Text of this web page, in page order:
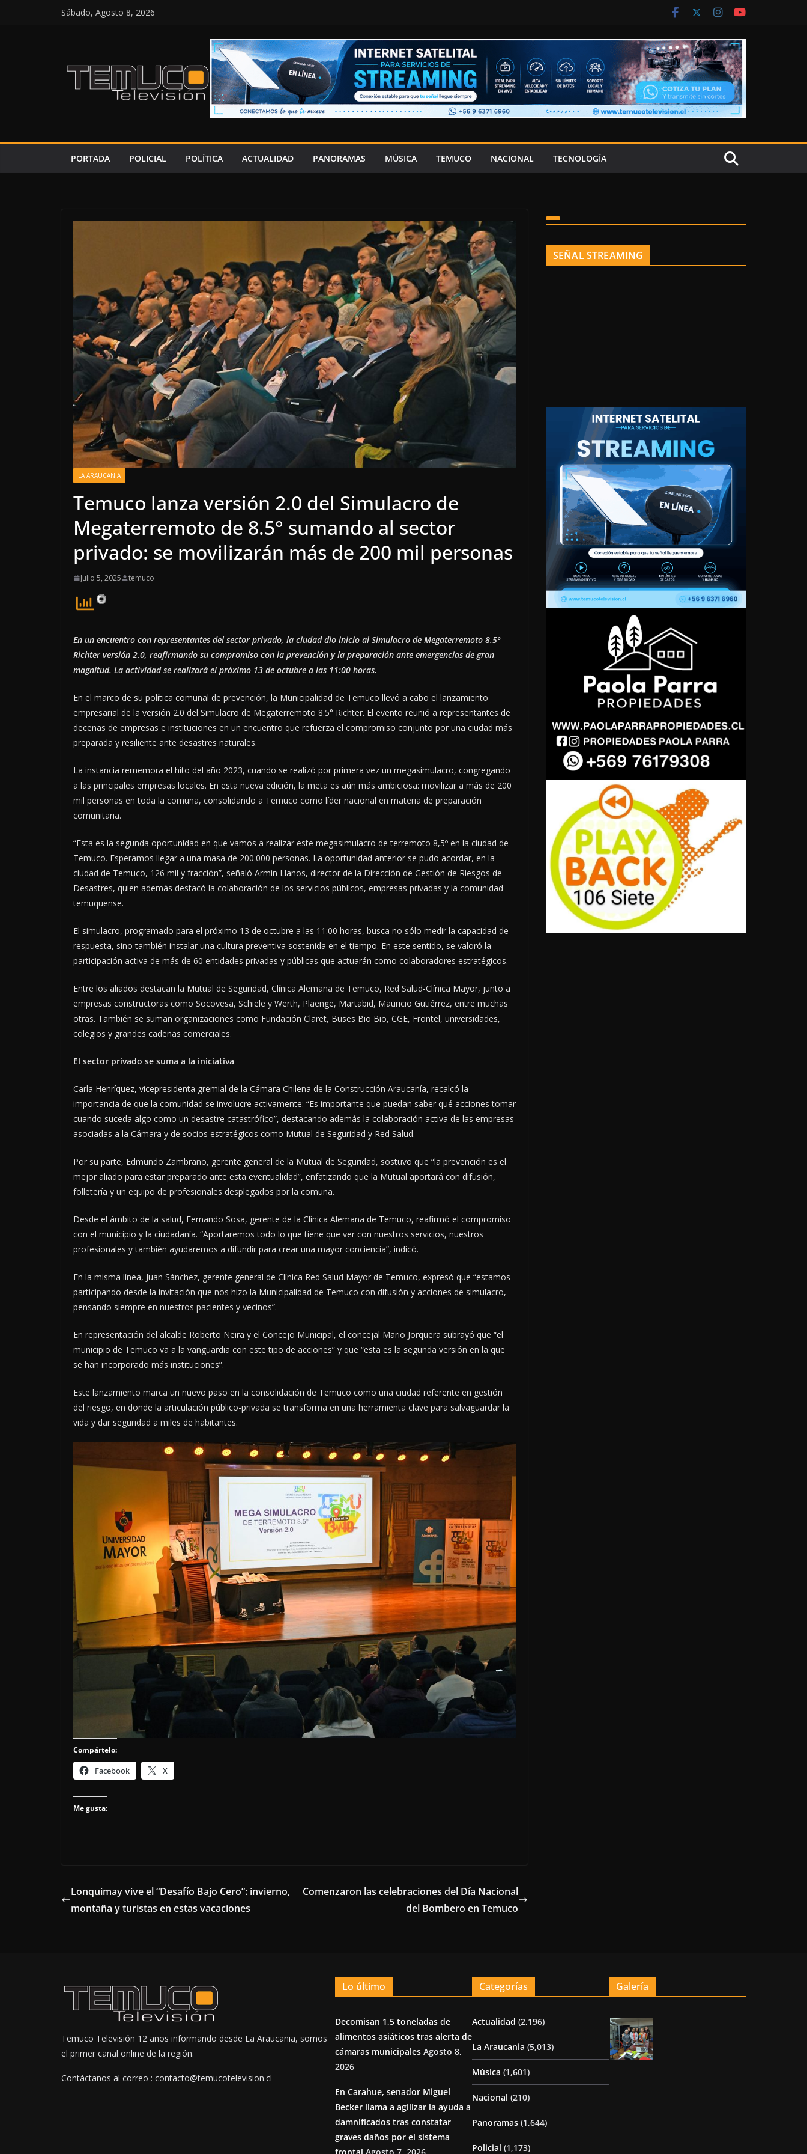
Sábado, Agosto 8, 2026
PORTADA POLICIAL POLÍTICA ACTUALIDAD PANORAMAS MÚSICA TEMUCO NACIONAL TECNOLOGÍA
LA ARAUCANIA
Temuco lanza versión 2.0 del Simulacro de
Megaterremoto de 8.5° sumando al sector
privado: se movilizarán más de 200 mil personas
Julio 5, 2025 temuco
En un encuentro con representantes del sector privado, la ciudad dio inicio al Simulacro de Megaterremoto 8.5º
Richter versión 2.0, reafirmando su compromiso con la prevención y la preparación ante emergencias de gran
magnitud. La actividad se realizará el próximo 13 de octubre a las 11:00 horas.
En el marco de su política comunal de prevención, la Municipalidad de Temuco llevó a cabo el lanzamiento
empresarial de la versión 2.0 del Simulacro de Megaterremoto 8.5° Richter. El evento reunió a representantes de
decenas de empresas e instituciones en un encuentro que refuerza el compromiso conjunto por una ciudad más
preparada y resiliente ante desastres naturales.
La instancia rememora el hito del año 2023, cuando se realizó por primera vez un megasimulacro, congregando
a las principales empresas locales. En esta nueva edición, la meta es aún más ambiciosa: movilizar a más de 200
mil personas en toda la comuna, consolidando a Temuco como líder nacional en materia de preparación
comunitaria.
“Esta es la segunda oportunidad en que vamos a realizar este megasimulacro de terremoto 8,5º en la ciudad de
Temuco. Esperamos llegar a una masa de 200.000 personas. La oportunidad anterior se pudo acordar, en la
ciudad de Temuco, 126 mil y fracción”, señaló Armin Llanos, director de la Dirección de Gestión de Riesgos de
Desastres, quien además destacó la colaboración de los servicios públicos, empresas privadas y la comunidad
temuquense.
El simulacro, programado para el próximo 13 de octubre a las 11:00 horas, busca no sólo medir la capacidad de
respuesta, sino también instalar una cultura preventiva sostenida en el tiempo. En este sentido, se valoró la
participación activa de más de 60 entidades privadas y públicas que actuarán como colaboradores estratégicos.
Entre los aliados destacan la Mutual de Seguridad, Clínica Alemana de Temuco, Red Salud-Clínica Mayor, junto a
empresas constructoras como Socovesa, Schiele y Werth, Plaenge, Martabid, Mauricio Gutiérrez, entre muchas
otras. También se suman organizaciones como Fundación Claret, Buses Bio Bio, CGE, Frontel, universidades,
colegios y grandes cadenas comerciales.
El sector privado se suma a la iniciativa
Carla Henríquez, vicepresidenta gremial de la Cámara Chilena de la Construcción Araucanía, recalcó la
importancia de que la comunidad se involucre activamente: “Es importante que puedan saber qué acciones tomar
cuando suceda algo como un desastre catastrófico”, destacando además la colaboración activa de las empresas
asociadas a la Cámara y de socios estratégicos como Mutual de Seguridad y Red Salud.
Por su parte, Edmundo Zambrano, gerente general de la Mutual de Seguridad, sostuvo que “la prevención es el
mejor aliado para estar preparado ante esta eventualidad”, enfatizando que la Mutual aportará con difusión,
folletería y un equipo de profesionales desplegados por la comuna.
Desde el ámbito de la salud, Fernando Sosa, gerente de la Clínica Alemana de Temuco, reafirmó el compromiso
con el municipio y la ciudadanía. “Aportaremos todo lo que tiene que ver con nuestros servicios, nuestros
profesionales y también ayudaremos a difundir para crear una mayor conciencia”, indicó.
En la misma línea, Juan Sánchez, gerente general de Clínica Red Salud Mayor de Temuco, expresó que “estamos
participando desde la invitación que nos hizo la Municipalidad de Temuco con difusión y acciones de simulacro,
pensando siempre en nuestros pacientes y vecinos”.
En representación del alcalde Roberto Neira y el Concejo Municipal, el concejal Mario Jorquera subrayó que “el
municipio de Temuco va a la vanguardia con este tipo de acciones” y que “esta es la segunda versión en la que
se han incorporado más instituciones”.
Este lanzamiento marca un nuevo paso en la consolidación de Temuco como una ciudad referente en gestión
del riesgo, en donde la articulación público-privada se transforma en una herramienta clave para salvaguardar la
vida y dar seguridad a miles de habitantes.
Compártelo:
Facebook X
Me gusta:
Lonquimay vive el “Desafío Bajo Cero”: invierno,
montaña y turistas en estas vacaciones
Comenzaron las celebraciones del Día Nacional
del Bombero en Temuco
SEÑAL STREAMING
Temuco Televisión 12 años informando desde La Araucania, somos
el primer canal online de la región.
Contáctanos al correo : contacto@temucotelevision.cl
Lo último
Decomisan 1,5 toneladas de
alimentos asiáticos tras alerta de
cámaras municipales Agosto 8,
2026
En Carahue, senador Miguel
Becker llama a agilizar la ayuda a
damnificados tras constatar
graves daños por el sistema
Categorías
Actualidad (2,196)
La Araucania (5,013)
Música (1,601)
Nacional (210)
Panoramas (1,644)
Policial (1,173)
Galería